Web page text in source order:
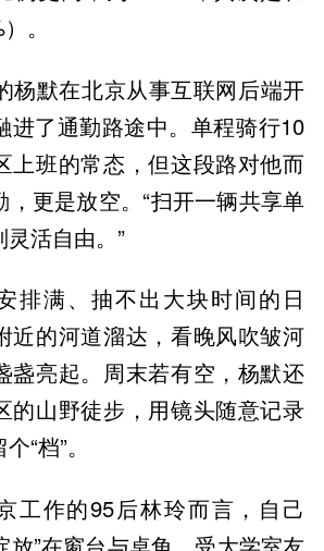
。
杨默在北京从事互联网后端开
进了通勤路途中。单程骑行10
上班的常态，但这段路对他而
更是放空。“扫开一辆共享单
活自由。”
排满、抽不出大块时间的日
近的河道溜达，看晚风吹皱河
盏亮起。周末若有空，杨默还
的山野徒步，用镜头随意记录
“档”。
工作的95后林玲而言，自己